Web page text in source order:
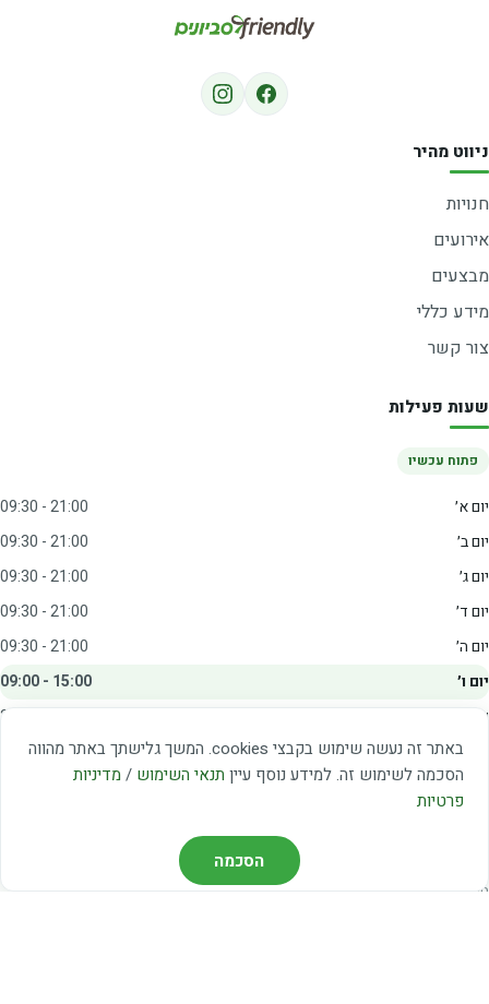
באתר זה נעשה שימוש בקבצי cookies. המשך גלישתך באתר מהווה
הסכמה לשימוש זה. למידע נוסף עיין תנאי השימוש / מדיניות
פרטיות
הסכמה
ניווט מהיר
חנויות
אירועים
מבצעים
מידע כללי
צור קשר
שעות פעילות
פתוח עכשיו
יום א׳
09:30 - 21:00
יום ב׳
09:30 - 21:00
יום ג׳
09:30 - 21:00
יום ד׳
09:30 - 21:00
יום ה׳
09:30 - 21:00
יום ו׳
09:00 - 15:00
שבת
20:00 - 23:00
מצאו אותנו
חברת קווים — קווים 37, 38, 78, 56